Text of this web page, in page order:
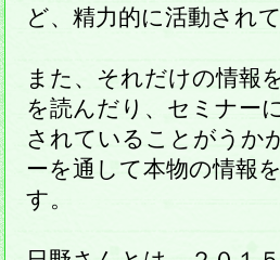
ど、精力的に活動され
また、それだけの情報
を読んだり、セミナー
されていることがうか
ーを通して本物の情報
す。